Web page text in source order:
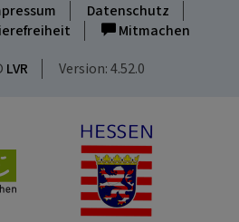
Datenschutz
Mitmachen
LVR Version: 4.52.0